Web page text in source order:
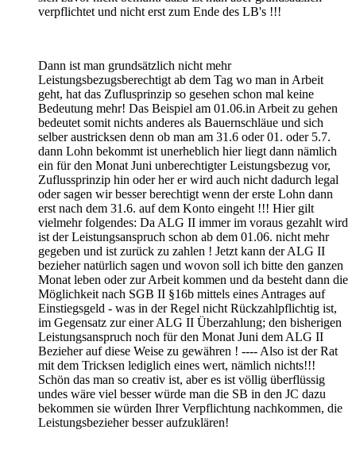
verpflichtet und nicht erst zum Ende des LB's !!!
Dann ist man grundsätzlich nicht mehr
Leistungsbezugsberechtigt ab dem Tag wo man in Arbeit
geht, hat das Zuflusprinzip so gesehen schon mal keine
Bedeutung mehr! Das Beispiel am 01.06.in Arbeit zu gehen
bedeutet somit nichts anderes als Bauernschläue und sich
selber austricksen denn ob man am 31.6 oder 01. oder 5.7.
dann Lohn bekommt ist unerheblich hier liegt dann nämlich
ein für den Monat Juni unberechtigter Leistungsbezug vor,
Zuflussprinzip hin oder her er wird auch nicht dadurch legal
oder sagen wir besser berechtigt wenn der erste Lohn dann
erst nach dem 31.6. auf dem Konto eingeht !!! Hier gilt
vielmehr folgendes: Da ALG II immer im voraus gezahlt wird
ist der Leistungsanspruch schon ab dem 01.06. nicht mehr
gegeben und ist zurück zu zahlen ! Jetzt kann der ALG II
bezieher natürlich sagen und wovon soll ich bitte den ganzen
Monat leben oder zur Arbeit kommen und da besteht dann die
Möglichkeit nach SGB II §16b mittels eines Antrages auf
Einstiegsgeld - was in der Regel nicht Rückzahlpflichtig ist,
im Gegensatz zur einer ALG II Überzahlung; den bisherigen
Leistungsanspruch noch für den Monat Juni dem ALG II
Bezieher auf diese Weise zu gewähren ! ---- Also ist der Rat
mit dem Tricksen lediglich eines wert, nämlich nichts!!!
Schön das man so creativ ist, aber es ist völlig überflüssig
undes wäre viel besser würde man die SB in den JC dazu
bekommen sie würden Ihrer Verpflichtung nachkommen, die
Leistungsbezieher besser aufzuklären!